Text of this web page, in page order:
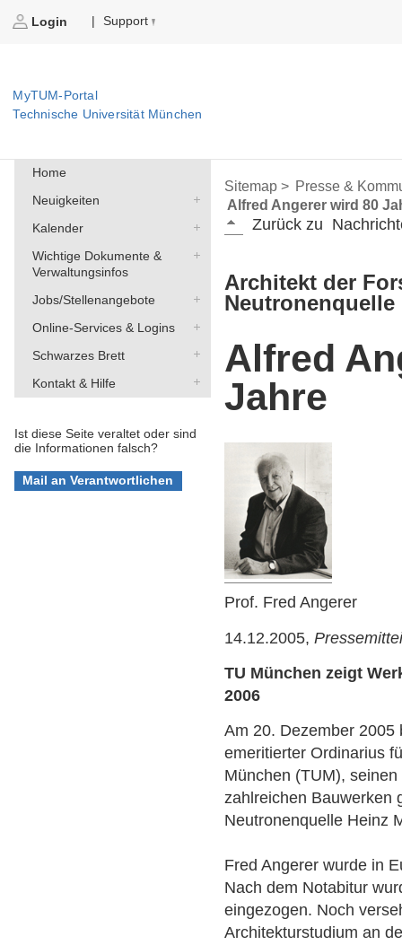
Login | Support
MyTUM-Portal
Technische Universität München
Home
Neuigkeiten
Kalender
Wichtige Dokumente &
Verwaltungsinfos
Jobs/Stellenangebote
Online-Services & Logins
Schwarzes Brett
Kontakt & Hilfe
Ist diese Seite veraltet oder sind
die Informationen falsch?
Sitemap > Presse &
Alfred Angerer wird 80
Zurück zu
Architekt der
Alfred
Jahre
Prof. Fred Angerer
14.12.2005,
TU München zeigt
2006
Am 20. Dezember 2005
emeritierter Ordinarius
München (TUM),
zahlreichen Bauwerken
Neutronenquelle Heinz
Fred Angerer wurde in
Nach dem Notabitur
eingezogen. Noch
Architekturstudium an